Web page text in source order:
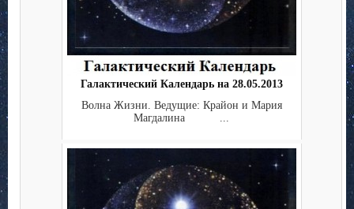
Галактический Календарь на 28.05.2013
Волна Жизни. Ведущие: Крайон и Мария
Магдалина ...